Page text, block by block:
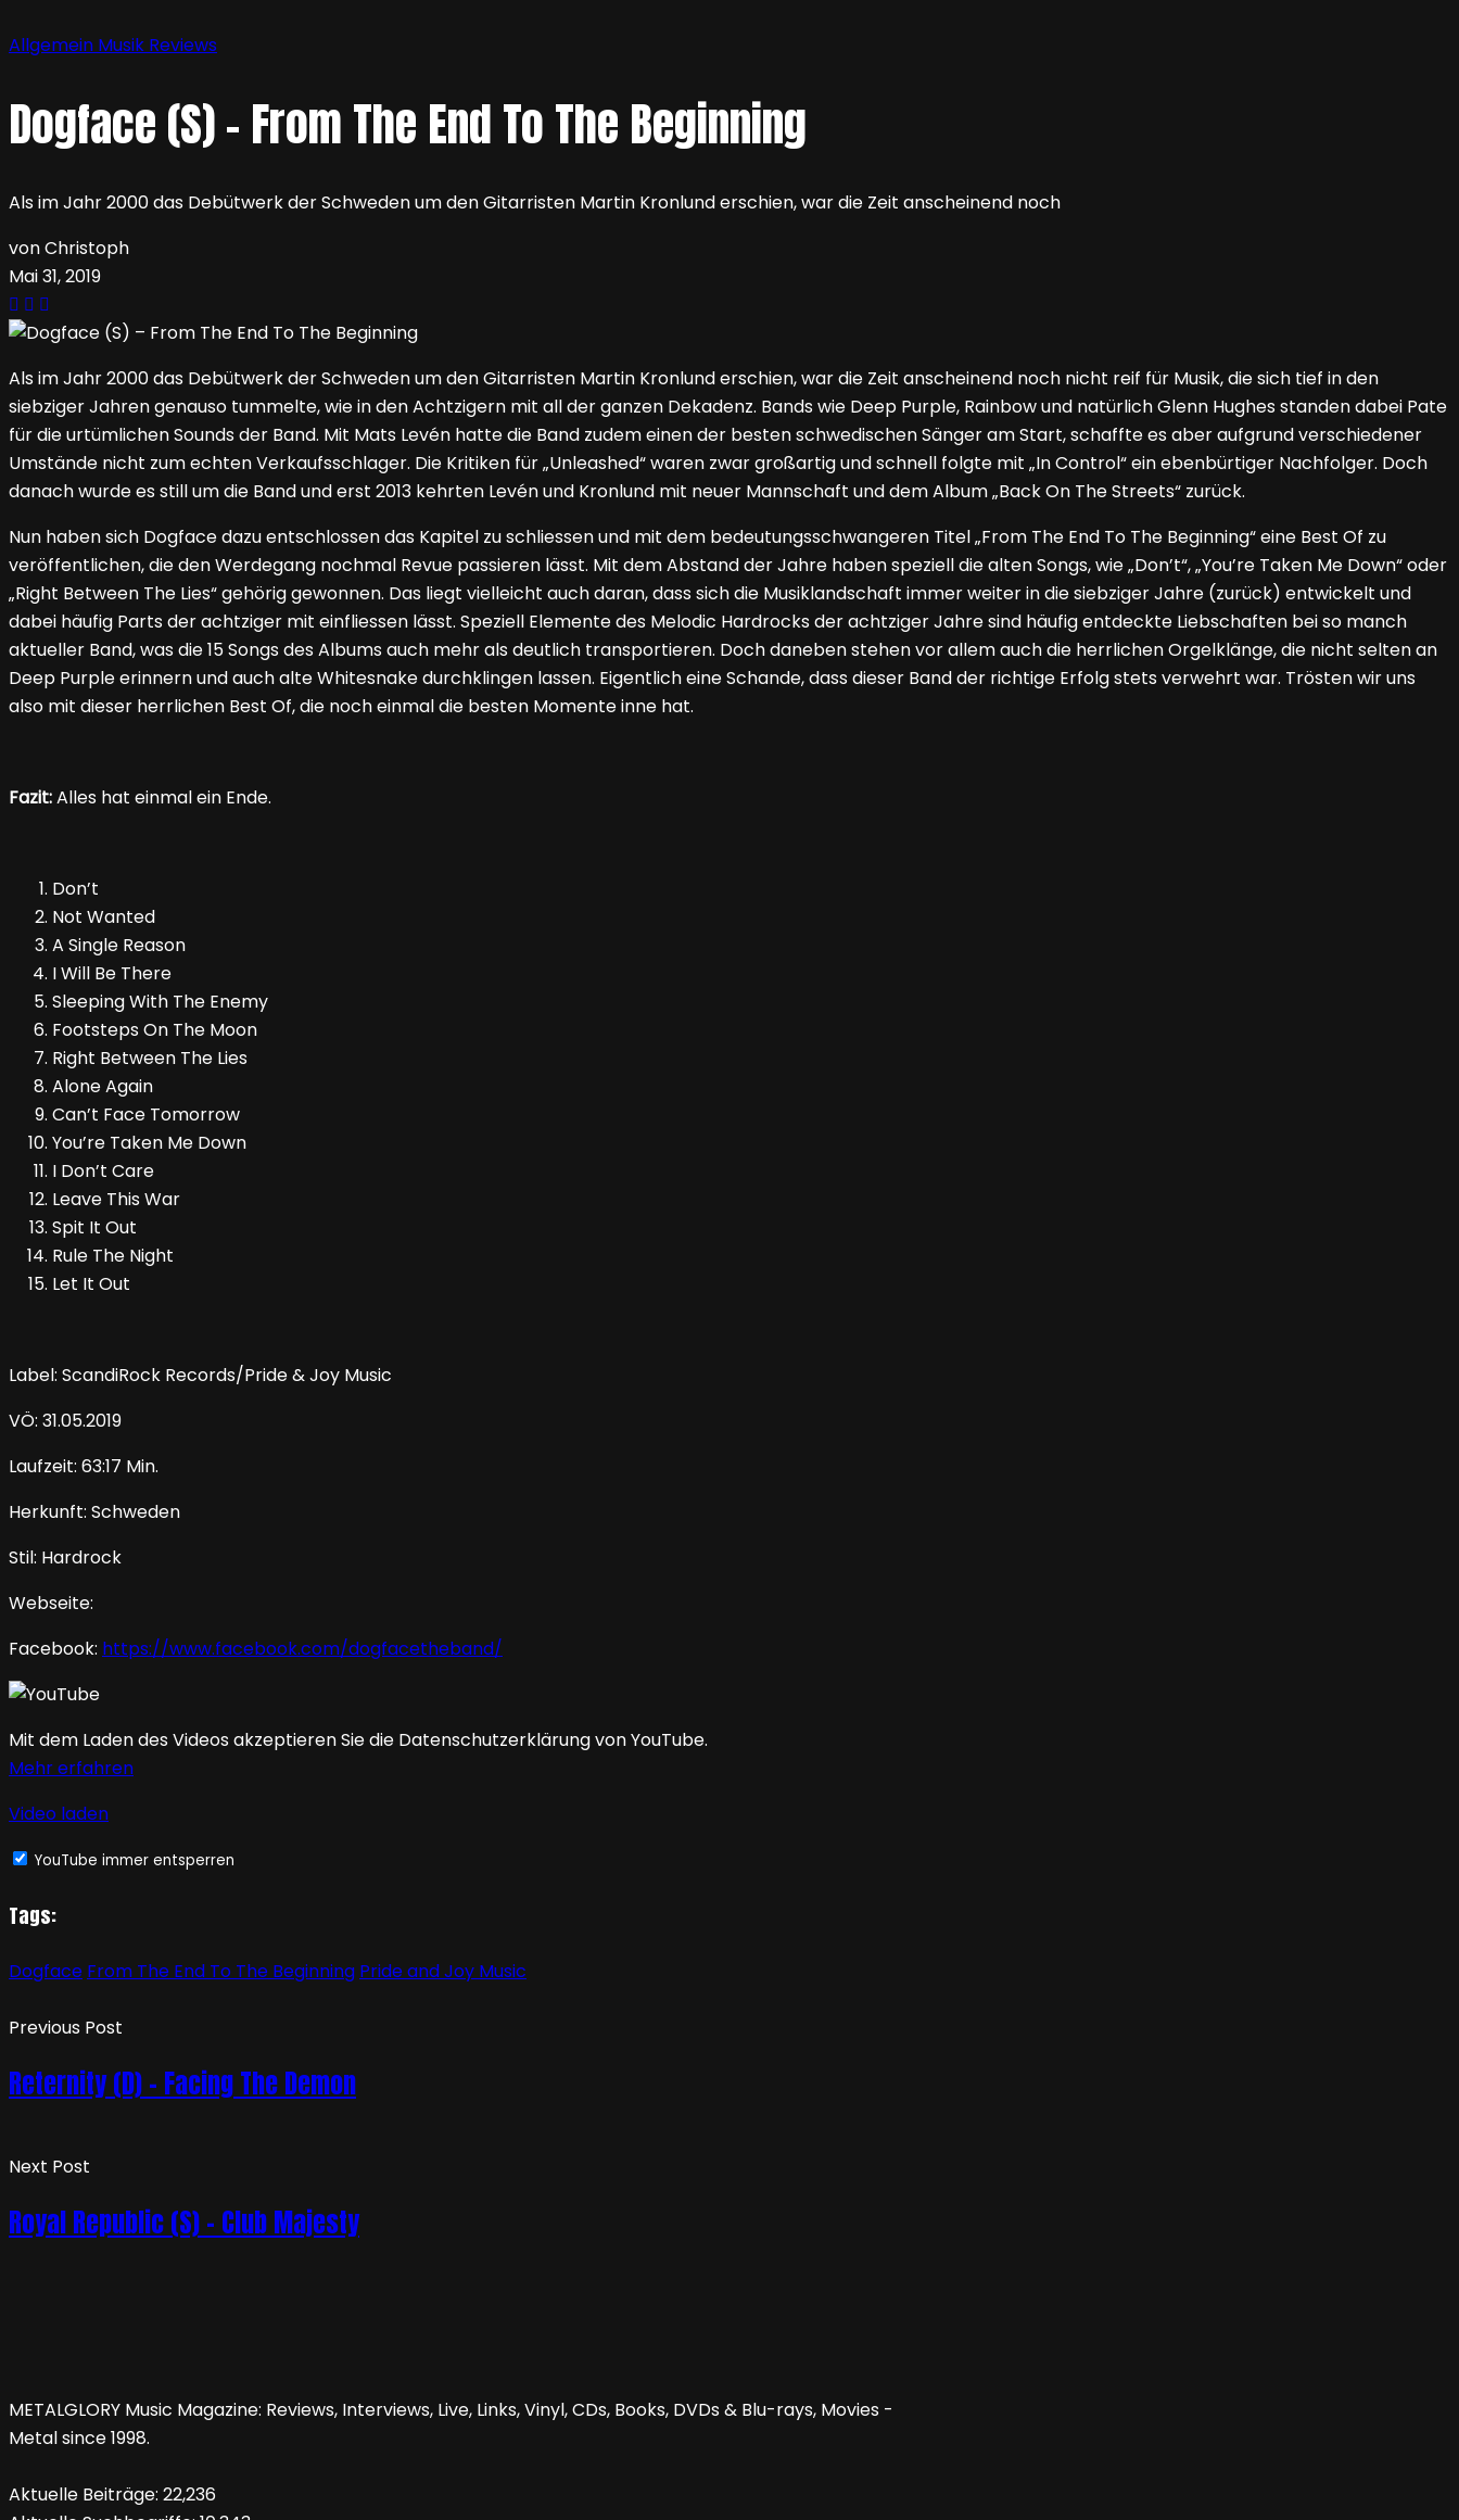
Allgemein Musik Reviews
Dogface (S) – From The End To The Beginning
Als im Jahr 2000 das Debütwerk der Schweden um den Gitarristen Martin Kronlund erschien, war die Zeit anscheinend noch
von Christoph
Mai 31, 2019
Als im Jahr 2000 das Debütwerk der Schweden um den Gitarristen Martin Kronlund erschien, war die Zeit anscheinend noch nicht reif für Musik, die sich tief in den
siebziger Jahren genauso tummelte, wie in den Achtzigern mit all der ganzen Dekadenz. Bands wie Deep Purple, Rainbow und natürlich Glenn Hughes standen dabei Pate
für die urtümlichen Sounds der Band. Mit Mats Levén hatte die Band zudem einen der besten schwedischen Sänger am Start, schaffte es aber aufgrund verschiedener
Umstände nicht zum echten Verkaufsschlager. Die Kritiken für „Unleashed“ waren zwar großartig und schnell folgte mit „In Control“ ein ebenbürtiger Nachfolger. Doch
danach wurde es still um die Band und erst 2013 kehrten Levén und Kronlund mit neuer Mannschaft und dem Album „Back On The Streets“ zurück.
Nun haben sich Dogface dazu entschlossen das Kapitel zu schliessen und mit dem bedeutungsschwangeren Titel „From The End To The Beginning“ eine Best Of zu
veröffentlichen, die den Werdegang nochmal Revue passieren lässt. Mit dem Abstand der Jahre haben speziell die alten Songs, wie „Don’t“, „You’re Taken Me Down“ oder
„Right Between The Lies“ gehörig gewonnen. Das liegt vielleicht auch daran, dass sich die Musiklandschaft immer weiter in die siebziger Jahre (zurück) entwickelt und
dabei häufig Parts der achtziger mit einfliessen lässt. Speziell Elemente des Melodic Hardrocks der achtziger Jahre sind häufig entdeckte Liebschaften bei so manch
aktueller Band, was die 15 Songs des Albums auch mehr als deutlich transportieren. Doch daneben stehen vor allem auch die herrlichen Orgelklänge, die nicht selten an
Deep Purple erinnern und auch alte Whitesnake durchklingen lassen. Eigentlich eine Schande, dass dieser Band der richtige Erfolg stets verwehrt war. Trösten wir uns
also mit dieser herrlichen Best Of, die noch einmal die besten Momente inne hat.
Fazit:Alles hat einmal ein Ende.
Don’t
Not Wanted
A Single Reason
I Will Be There
Sleeping With The Enemy
Footsteps On The Moon
Right Between The Lies
Alone Again
Can’t Face Tomorrow
You’re Taken Me Down
I Don’t Care
Leave This War
Spit It Out
Rule The Night
Let It Out
Label: ScandiRock Records/Pride & Joy Music
VÖ: 31.05.2019
Laufzeit: 63:17 Min.
Herkunft: Schweden
Stil: Hardrock
Webseite:
Facebook: https://www.facebook.com/dogfacetheband/
Mit dem Laden des Videos akzeptieren Sie die Datenschutzerklärung von YouTube.
Mehr erfahren
Video laden
YouTube immer entsperren
Tags:
Dogface From The End To The Beginning Pride and Joy Music
Previous Post
Reternity (D) – Facing The Demon
Next Post
Royal Republic (S) – Club Majesty
METALGLORY Music Magazine: Reviews, Interviews, Live, Links, Vinyl, CDs, Books, DVDs & Blu-rays, Movies -
Metal since 1998.
Aktuelle Beiträge: 22,236